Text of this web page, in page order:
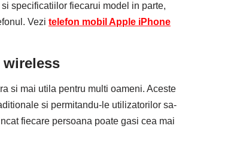
specificatiilor fiecarui model in parte,
Vezi telefon mobil Apple iPhone
wireless
si mai utila pentru multi oameni. Aceste
si permitandu-le utilizatorilor sa-
fiecare persoana poate gasi cea mai